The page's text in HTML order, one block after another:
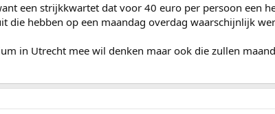
een strijkkwartet dat voor 40 euro per persoon een
die hebben op een maandag overdag waarschijnlijk
in Utrecht mee wil denken maar ook die zullen